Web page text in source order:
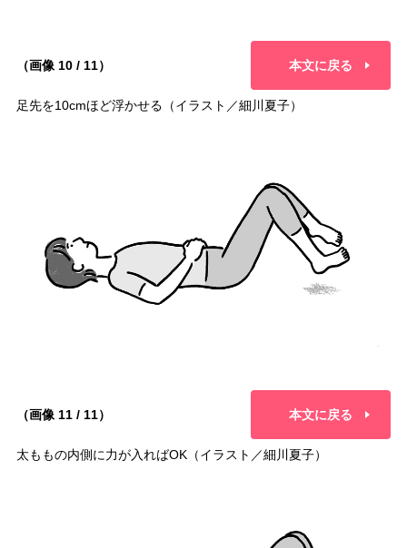
（画像 10 / 11） 本文に戻る
足先を10cmほど浮かせる（イラスト／細川夏子）
（画像 11 / 11） 本文に戻る
太ももの内側に力が入ればOK（イラスト／細川夏子）